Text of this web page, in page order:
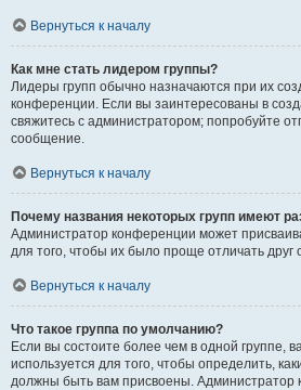
Вернуться к началу
Как мне стать лидером группы?
Лидеры групп обычно назначаются при их
конференции. Если вы заинтересованы в
свяжитесь с администратором; попробуйте
сообщение.
Вернуться к началу
Почему названия некоторых групп имеют
Администратор конференции может
для того, чтобы их было проще отличать друг
Вернуться к началу
Что такое группа по умолчанию?
Если вы состоите более чем в одной группе,
используется для того, чтобы определить,
должны быть вам присвоены. Администратор